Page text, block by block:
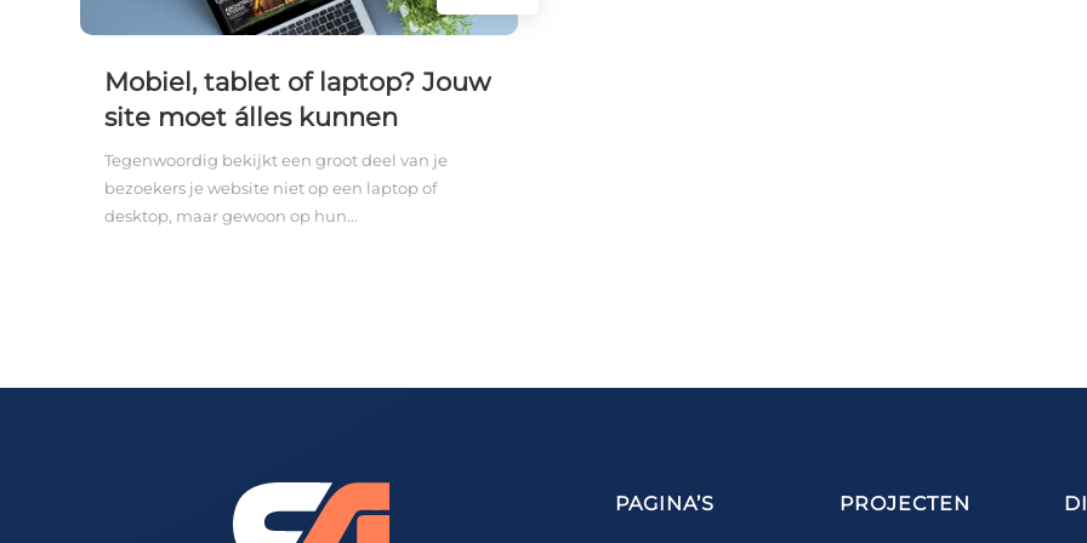
Mobiel, tablet of laptop? Jouw
site moet álles kunnen
Tegenwoordig bekijkt een groot deel van je
bezoekers je website niet op een laptop of
desktop, maar gewoon op hun...
PAGINA’S PROJECTEN